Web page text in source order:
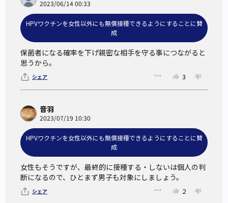
2023/06/14 00:33
HPVワクチンを女性以外にも無償接種できるようにすることに賛
成
保菌者になる確率を下げ親密な相手を守る事につながると
思うから。
シェア 3
音羽
2023/07/19 10:30
HPVワクチンを女性以外にも無償接種できるようにすることに賛
成
女性もそうですが、最終的に接種する・しないは個人の判
断になるので、ひとまず男子も対象にしましょう。
シェア 2